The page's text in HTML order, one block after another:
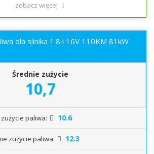
zobacz więcej
dla silnika 1.8 i 16V 110KM 81kW
Średnie zużycie
10,7
paliwa: 10.6
zużycie paliwa: 12.3